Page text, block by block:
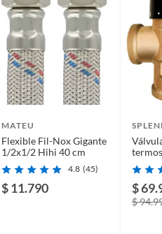
MATEU
Flexible Fil-Nox Gigante
1/2x1/2 Hihi 40 cm
4.8 (45)
$ 11.790
para
$
$